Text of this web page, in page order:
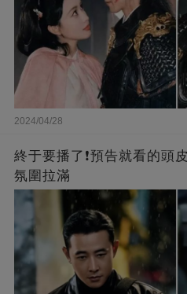
2024/04/28
終于要播了❗️預告就看的頭
氛圍拉滿